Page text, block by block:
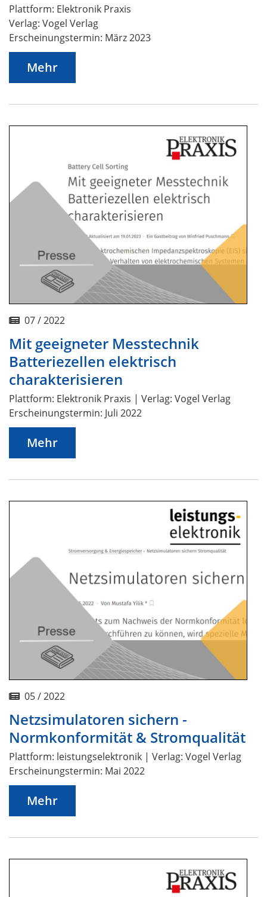
Plattform: Elektronik Praxis
Verlag: Vogel Verlag
Erscheinungstermin: März 2023
Mehr
07 / 2022
Mit geeigneter Messtechnik
Batteriezellen elektrisch
charakterisieren
Plattform: Elektronik Praxis | Verlag: Vogel Verlag
Erscheinungstermin: Juli 2022
Mehr
05 / 2022
Netzsimulatoren sichern -
Normkonformität & Stromqualität
Plattform: leistungselektronik | Verlag: Vogel Verlag
Erscheinungstermin: Mai 2022
Mehr